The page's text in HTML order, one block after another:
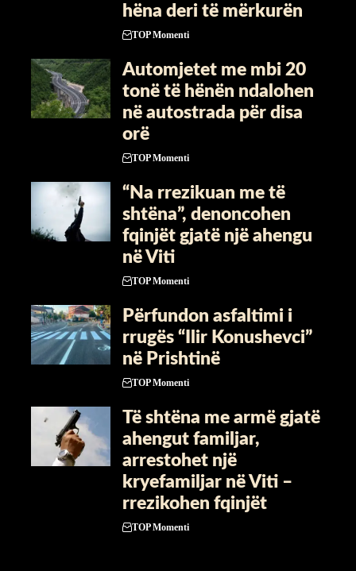
hëna deri të mërkurën
TOP Momenti
Automjetet me mbi 20
tonë të hënën ndalohen
në autostrada për disa
orë
TOP Momenti
“Na rrezikuan me të
shtëna”, denoncohen
fqinjët gjatë një ahengu
në Viti
TOP Momenti
Përfundon asfaltimi i
rrugës “Ilir Konushevci”
në Prishtinë
TOP Momenti
Të shtëna me armë gjatë
ahengut familjar,
arrestohet një
kryefamiljar në Viti –
rrezikohen fqinjët
TOP Momenti